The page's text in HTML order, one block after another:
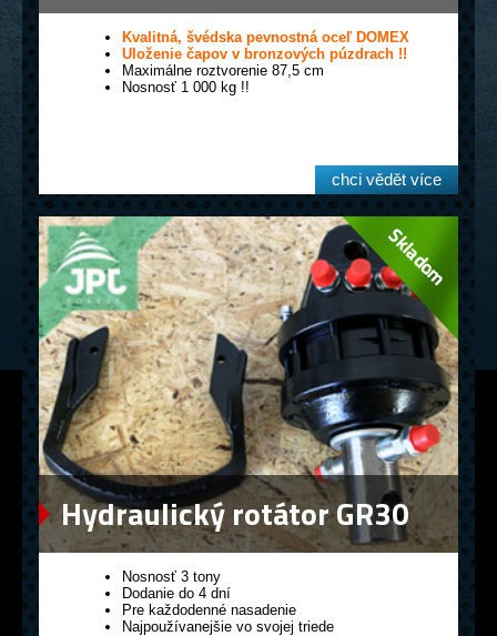
0,12
Kvalitná, švédska pevnostná oceľ DOMEX
Uloženie čapov v bronzových púzdrach !!
Maximálne roztvorenie 87,5 cm
Nosnosť 1 000 kg !!
chci vědět více
Hydraulický rotátor GR30
Nosnosť 3 tony
Dodanie do 4 dní
Pre každodenné nasadenie
Najpoužívanejšie vo svojej triede